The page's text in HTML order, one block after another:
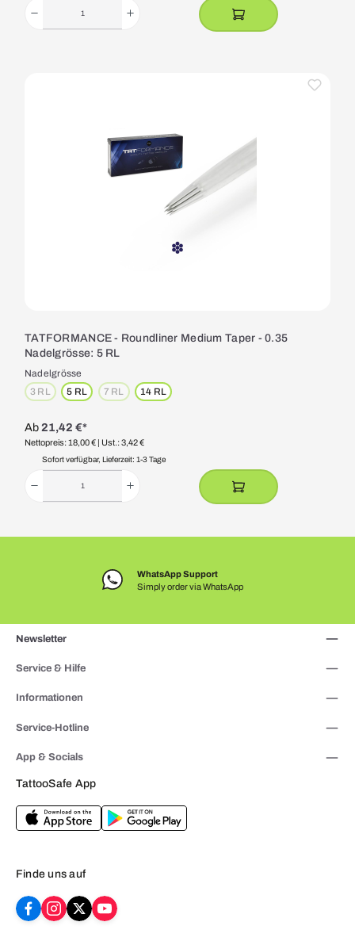
TATFORMANCE - Roundliner Medium Taper - 0.35
Nadelgrösse: 5 RL
Nadelgrösse
3 RL(Diese Option ist zurzeit nicht verfügbar.)
5 RL 7 RL(Diese Option ist zurzeit nicht verfügbar.)
14 RL
Ab 21,42 €*
Nettopreis: 18,00 € | Ust.: 3,42 €
Sofort verfügbar, Lieferzeit: 1-3 Tage
WhatsApp Support
Simply order via WhatsApp
Newsletter
App & Socials
TattooSafe App
Finde uns auf
Service & Hilfe
Informationen
Service-Hotline